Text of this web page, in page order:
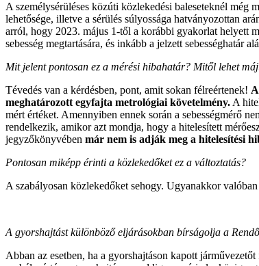
A személysérüléses közúti közlekedési baleseteknél még
lehetősége, illetve a sérülés súlyossága hatványozottan
arról, hogy 2023. május 1-től a korábbi gyakorlat helyett
sebesség megtartására, és inkább a jelzett sebességhatár
Mit jelent pontosan ez a mérési hibahatár? Mitől lehet
Tévedés van a kérdésben, pont, amit sokan félreértenek!
meghatározott egyfajta metrológiai követelmény. A
mért értéket. Amennyiben ennek során a sebességmérő
rendelkezik, amikor azt mondja, hogy a hitelesített
jegyzőkönyvében már nem is adják meg a hitelesítési
Pontosan miképp érinti a közlekedőket ez a változtatás?
A szabályosan közlekedőket sehogy. Ugyanakkor
A gyorshajtást különböző eljárásokban bírságolja a
Abban az esetben, ha a gyorshajtáson kapott